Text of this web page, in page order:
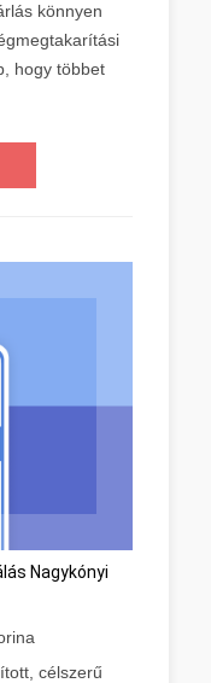
könnyen
hogy többet
Nagykónyi
célszerű